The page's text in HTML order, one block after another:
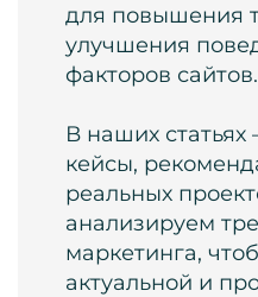
для повышения
улучшения
факторов сайтов.
В наших
кейсы,
реальных
анализируем
маркетинга,
актуальной и